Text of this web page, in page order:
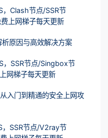
Clash节点/SSR节
上网梯子每天更新
原因与高效解决方案
SSR节点/Singbox节
网梯子每天更新
入门到精通的安全上网攻
SSR节点/V2ray节